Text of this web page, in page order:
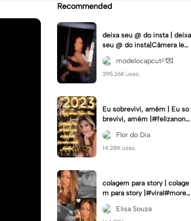
Recommended
deixa seu @ do insta | deixa
seu @ do insta|Câmera lent
a #fyp #viral #trend #fyp
ツ⁠
modelocapcutᶻ⁷💌
395.26K uses.
Eu sobrevivi, amém | Eu so
brevivi, amém |#felizanono
#feliz2023
Flor do Dia
14.28K uses.
colagem para story | colage
m para story |#viral#moren
a#instastory#colagemdefo
tos#instaElisa Souza